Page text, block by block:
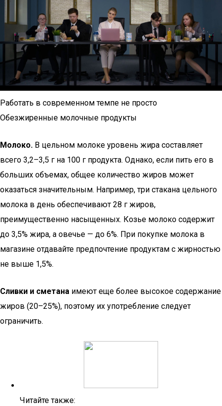
Работать в современном темпе не просто
Обезжиренные молочные продукты
Молоко. В цельном молоке уровень жира составляет
всего 3,2–3,5 г на 100 г продукта. Однако, если пить его в
больших объемах, общее количество жиров может
оказаться значительным. Например, три стакана цельного
молока в день обеспечивают 28 г жиров,
преимущественно насыщенных. Козье молоко содержит
до 3,5% жира, а овечье — до 6%. При покупке молока в
магазине отдавайте предпочтение продуктам с жирностью
не выше 1,5%.
Сливки и сметана имеют еще более высокое содержание
жиров (20–25%), поэтому их употребление следует
ограничить.
Читайте также: